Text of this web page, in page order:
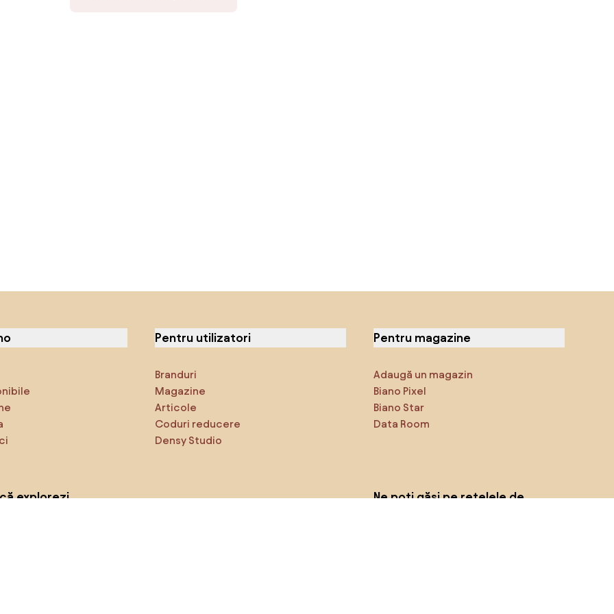
Pentru utilizatori
Branduri
Magazine
Articole
Coduri reducere
Densy Studio
Pentru magazine
Adaugă un magazin
Biano Pixel
Biano Star
Data Room
explorezi
Ne poți găsi pe rețelele de